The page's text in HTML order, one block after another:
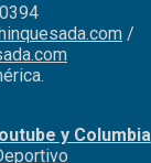
/
y Columbia